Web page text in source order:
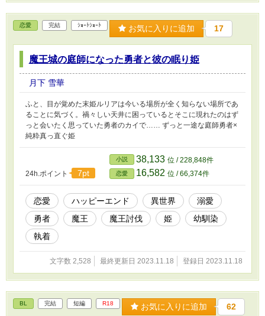
恋愛 完結 ｼｮｰﾄｼｮｰﾄ お気に入りに追加 17
魔王城の庭師になった勇者と彼の眠り姫
月下 雪華
ふと、目が覚めた末姫ルリアは今いる場所が全く知らない場所であ
ることに気づく。禍々しい天井に困っているとそこに現れたのはず
っと会いたく思っていた勇者のカイで…… ずっと一途な庭師勇者×
純粋真っ直ぐ姫
24h.ポイント 7pt
小説 38,133 位 / 228,848件
恋愛 16,582 位 / 66,374件
恋愛 ハッピーエンド 異世界
溺愛
勇者
魔王 魔王討伐 姫
幼馴染
執着
文字数 2,528 最終更新日 2023.11.18 登録日 2023.11.18
BL 完結 短編 R18 お気に入りに追加 62